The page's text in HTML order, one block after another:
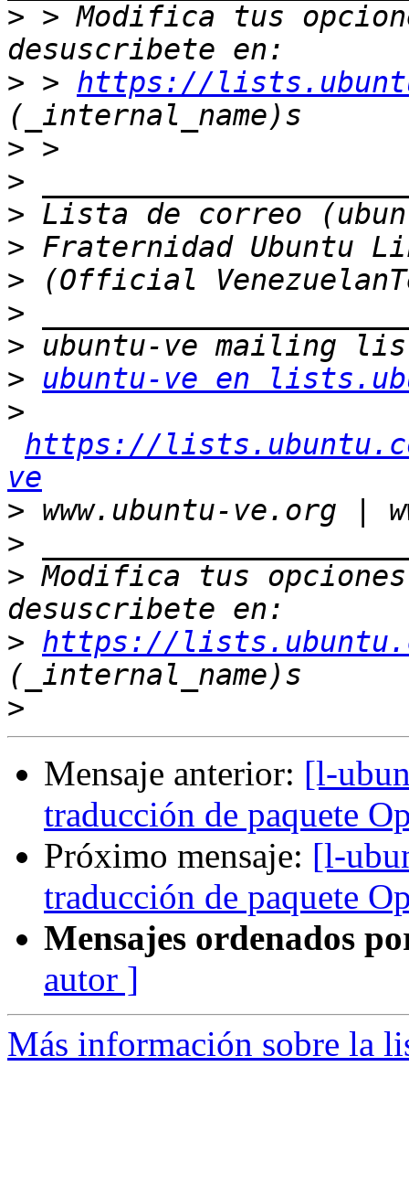
> > Modifica tus
> > https://
>
>
>
>
>
>
>
>
ubuntu-ve en
>
https://
ve
>
>
> Modifica tus
> https://
>
Mensaje anterior: [l-
traducción de paquete
Próximo mensaje: [l-
traducción de paquete
Mensajes ordenados
autor ]
Más información sobre la